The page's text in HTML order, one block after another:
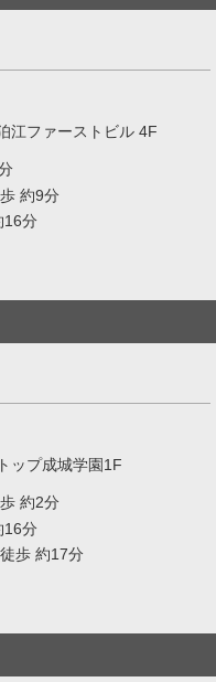
江ファーストビル 4F
約9分
16分
ップ成城学園1F
約2分
16分
歩 約17分